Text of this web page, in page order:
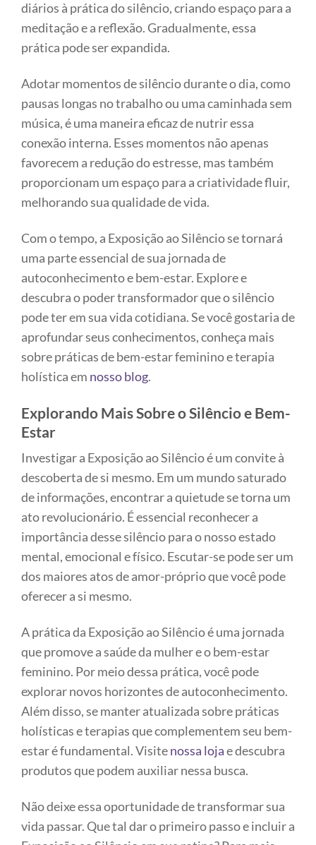
diários à prática do silêncio, criando espaço para a
meditação e a reflexão. Gradualmente, essa
prática pode ser expandida.
Adotar momentos de silêncio durante o dia, como
pausas longas no trabalho ou uma caminhada sem
música, é uma maneira eficaz de nutrir essa
conexão interna. Esses momentos não apenas
favorecem a redução do estresse, mas também
proporcionam um espaço para a criatividade fluir,
melhorando sua qualidade de vida.
Com o tempo, a Exposição ao Silêncio se tornará
uma parte essencial de sua jornada de
autoconhecimento e bem-estar. Explore e
descubra o poder transformador que o silêncio
pode ter em sua vida cotidiana. Se você gostaria de
aprofundar seus conhecimentos, conheça mais
sobre práticas de bem-estar feminino e terapia
holística em nosso blog.
Explorando Mais Sobre o Silêncio e Bem-
Estar
Investigar a Exposição ao Silêncio é um convite à
descoberta de si mesmo. Em um mundo saturado
de informações, encontrar a quietude se torna um
ato revolucionário. É essencial reconhecer a
importância desse silêncio para o nosso estado
mental, emocional e físico. Escutar-se pode ser um
dos maiores atos de amor-próprio que você pode
oferecer a si mesmo.
A prática da Exposição ao Silêncio é uma jornada
que promove a saúde da mulher e o bem-estar
feminino. Por meio dessa prática, você pode
explorar novos horizontes de autoconhecimento.
Além disso, se manter atualizada sobre práticas
holísticas e terapias que complementem seu bem-
estar é fundamental. Visitenossa lojae descubra
produtos que podem auxiliar nessa busca.
Não deixe essa oportunidade de transformar sua
vida passar. Que tal dar o primeiro passo e incluir a